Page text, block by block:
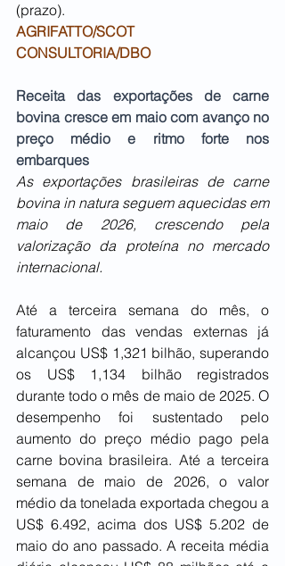
(prazo).
AGRIFATTO/SCOT
CONSULTORIA/DBO
Receita das exportações de carne
bovina cresce em maio com avanço no
preço médio e ritmo forte nos
embarques
As exportações brasileiras de carne
bovina in natura seguem aquecidas em
maio de 2026, crescendo pela
valorização da proteína no mercado
internacional.
Até a terceira semana do mês, o
faturamento das vendas externas já
alcançou US$ 1,321 bilhão, superando
os US$ 1,134 bilhão registrados
durante todo o mês de maio de 2025. O
desempenho foi sustentado pelo
aumento do preço médio pago pela
carne bovina brasileira. Até a terceira
semana de maio de 2026, o valor
médio da tonelada exportada chegou a
US$ 6.492, acima dos US$ 5.202 de
maio do ano passado. A receita média